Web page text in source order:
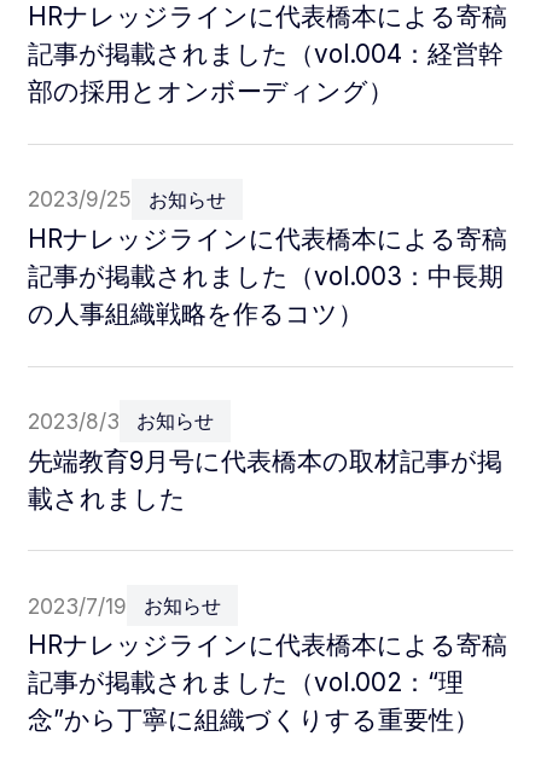
HRナレッジラインに代表橋本による寄稿
記事が掲載されました（vol.004：経営幹
部の採用とオンボーディング）
2023/9/25 お知らせ
HRナレッジラインに代表橋本による寄稿
記事が掲載されました（vol.003：中長期
の人事組織戦略を作るコツ）
2023/8/3 お知らせ
先端教育9月号に代表橋本の取材記事が掲
載されました
2023/7/19 お知らせ
HRナレッジラインに代表橋本による寄稿
記事が掲載されました（vol.002：“理
念”から丁寧に組織づくりする重要性）